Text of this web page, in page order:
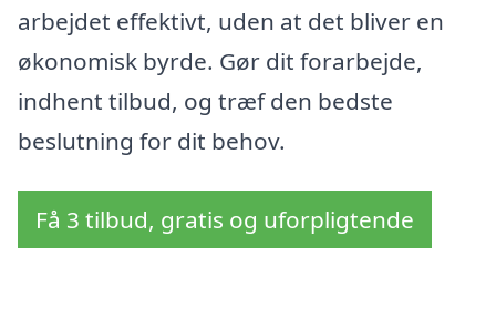
arbejdet effektivt, uden at det bliver en
økonomisk byrde. Gør dit forarbejde,
indhent tilbud, og træf den bedste
beslutning for dit behov.
Få 3 tilbud, gratis og uforpligtende